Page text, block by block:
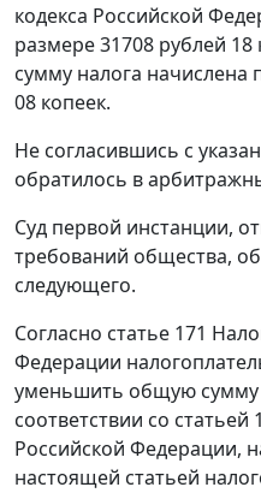
кодекса Российской
размере 31708 рублей
сумму налога начислена
08 копеек.
Не согласившись с
обратилось в
Суд первой инстанции,
требований общества,
следующего.
Согласно статье 171
Федерации
уменьшить общую сумму
соответствии со статьей
Российской Федерации,
настоящей статьей